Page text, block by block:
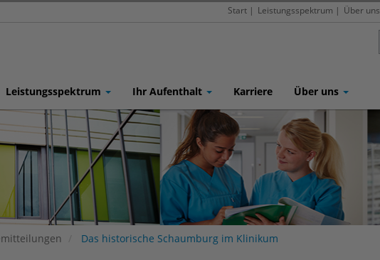
Start | Leistungsspektrum | Über uns
Leistungsspektrum Ihr Aufenthalt Karriere Über uns
Das historische Schaumburg im Klinikum